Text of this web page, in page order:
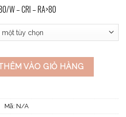
W – CRI – RA>80
số lượng
VÀO GIỎ HÀNG
Mã: N/A